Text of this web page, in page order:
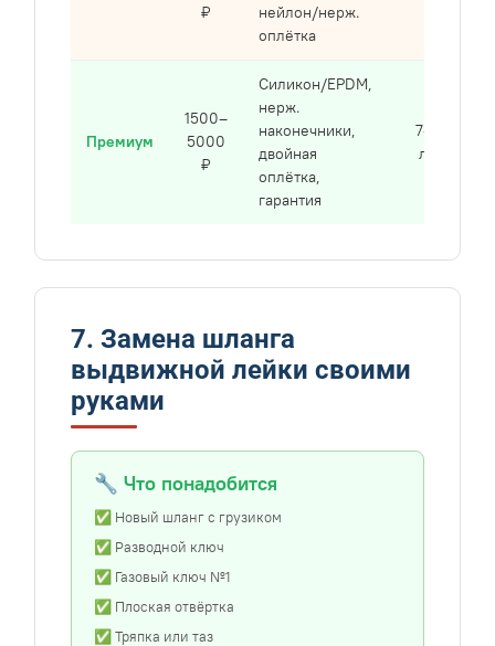
₽
нейлон/нерж.
оплётка
Премиум
1500–
5000
₽
Силикон/EPDM,
нерж.
наконечники,
двойная
оплётка,
гарантия
7–15
лет
7. Замена шланга
выдвижной лейки своими
руками
🔧 Что понадобится
✅ Новый шланг с грузиком
✅ Разводной ключ
✅ Газовый ключ №1
✅ Плоская отвёртка
✅ Тряпка или таз